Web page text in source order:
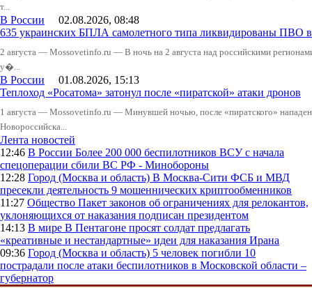
т...
В России 02.08.2026, 08:48
635 украинских БПЛА самолетного типа ликвидированы ПВО
2 августа — Mossovetinfo.ru — В ночь на 2 августа над российскими
у�...
В России 01.08.2026, 15:13
Теплоход «Росатома» затонул после «пиратской» атаки дронов
1 августа — Mossovetinfo.ru — Минувшей ночью, после «пиратского»
Новороссийска...
Лента новостей
12:46 В России Более 200 000 беспилотников ВСУ с начала
спецоперации сбили ВС РФ - Минобороны
12:28 Город (Москва и область) В Москва-Сити ФСБ и МВД
пресекли деятельность 9 мошеннических криптообменников
11:27 Общество Пакет законов об ограничениях для релокантов,
уклоняющихся от наказания подписан президентом
14:13 В мире В Пентагоне просят солдат предлагать
«креативные и нестандартные» идеи для наказания Ирана
09:36 Город (Москва и область) 5 человек погибли 10
пострадали после атаки беспилотников в Московской области –
губернатор